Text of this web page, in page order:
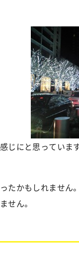
じにと思っています
たかもしれません
せん。